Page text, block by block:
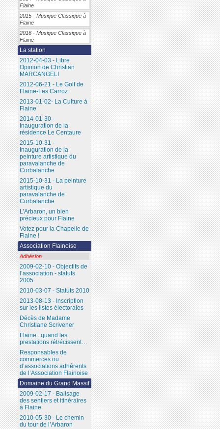
Flaine
2015 - Musique Classique à
Flaine
2016 - Musique Classique à
Flaine
La station
2012-04-03 - Libre
Opinion de Christian
MARCANGELI
2012-06-21 - Le Golf de
Flaine-Les Carroz
2013-01-02- La Culture à
Flaine
2014-01-30 -
Inauguration de la
résidence Le Centaure
2015-10-31 -
Inauguration de la
peinture artistique du
paravalanche de
Corbalanche
2015-10-31 - La peinture
artistique du
paravalanche de
Corbalanche
L’Arbaron, un bien
précieux pour Flaine
Votez pour la Chapelle de
Flaine !
Association Flainoise
Adhésion
2009-02-10 - Objectifs de
l’association - statuts
2005
2010-03-07 - Statuts 2010
2013-08-13 - Inscription
sur les listes électorales
Décès de Madame
Christiane Scrivener
Flaine : quand les
prestations rétrécissent…
Responsables de
commerces ou
d’associations adhérents
de l’Association Flainoise
Domaine du Grand Massif
2009-02-17 - Balisage
des sentiers et itinéraires
à Flaine
2010-05-30 - Le chemin
du tour de l’Arbaron